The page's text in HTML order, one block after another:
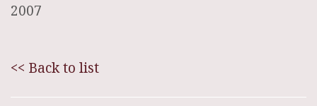
2007
<< Back to list